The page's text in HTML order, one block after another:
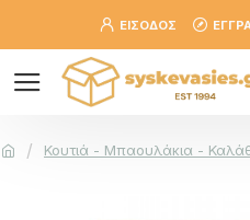
ΕΙΣΟΔΟΣ
Κουτιά - Μπαουλάκια -